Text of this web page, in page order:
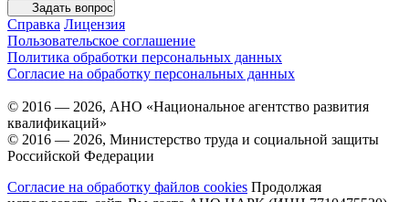
Задать вопрос
Справка Лицензия
Пользовательское соглашение
Политика обработки персональных данных
Согласие на обработку персональных данных
© 2016 — 2026, АНО «Национальное агентство развития
квалификаций»
© 2016 — 2026, Министерство труда и социальной защиты
Российской Федерации
Согласие на обработку файлов cookies Продолжая